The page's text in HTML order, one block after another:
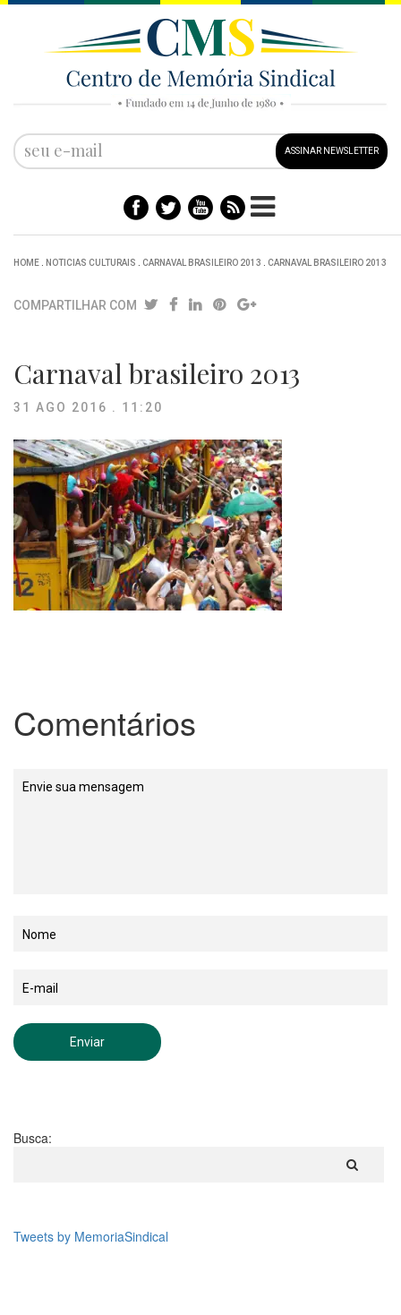
ASSINAR NEWSLETTER
HOME NOTICIAS CULTURAIS CARNAVAL BRASILEIRO 2013 CARNAVAL BRASILEIRO 2013
COMPARTILHAR COM
Carnaval brasileiro 2013
31 AGO 2016 . 11:20
Comentários
Busca:
Tweets by MemoriaSindical